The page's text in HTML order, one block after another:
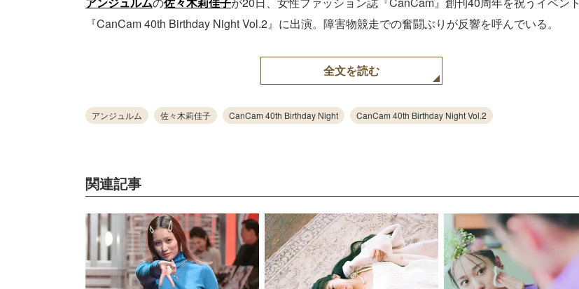
『CanCam 40th Birthday Night Vol.2』に出演。障害物競走での奮闘ぶりが反響を呼んでいる。
全文を読む
アンジュルム 佐々木莉佳子 CanCam 40th Birthday Night CanCam 40th Birthday Night Vol.2
関連記事